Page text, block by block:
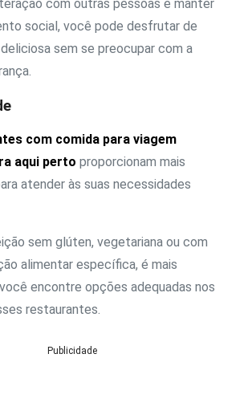
com outras pessoas e manter
social, você pode desfrutar de
sem se preocupar com a
com comida para viagem
aqui perto proporcionam mais
atender às suas necessidades
sem glúten, vegetariana ou com
alimentar específica, é mais
encontre opções adequadas nos
restaurantes.
Publicidade